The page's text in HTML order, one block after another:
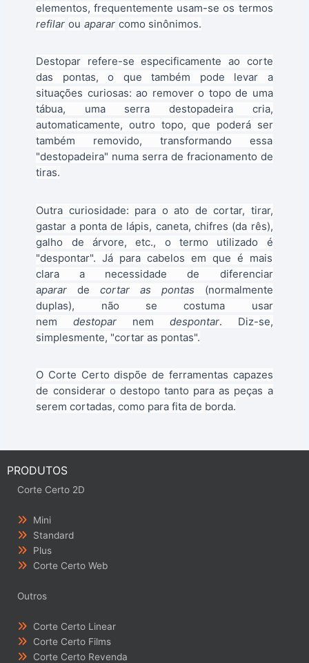
elementos, frequentemente usam-se os termos
refilar ou aparar como sinônimos.
Destopar refere-se especificamente ao corte
das pontas, o que também pode levar a
situações curiosas: ao remover o topo de uma
tábua, uma serra destopadeira cria,
automaticamente, outro topo, que poderá ser
também removido, transformando essa
"destopadeira" numa serra de fracionamento de
tiras.
Outra curiosidade: para o ato de cortar, tirar,
gastar a ponta de lápis, caneta, chifres (da rês),
galho de árvore, etc., o termo utilizado é
"despontar". Já para cabelos em que é mais
clara a necessidade de diferenciar
aparardecortar as pontas (normalmente
duplas), não se costuma usar
nemdestopar nem despontar. Diz-se,
simplesmente, "cortar as pontas".
O Corte Certo dispõe de ferramentas capazes
de considerar o destopo tanto para as peças a
serem cortadas, como para fita de borda.
PRODUTOS
Corte Certo 2D
Mini
Standard
Plus
Corte Certo Web
Outros
Corte Certo Linear
Corte Certo Films
Corte Certo Revenda